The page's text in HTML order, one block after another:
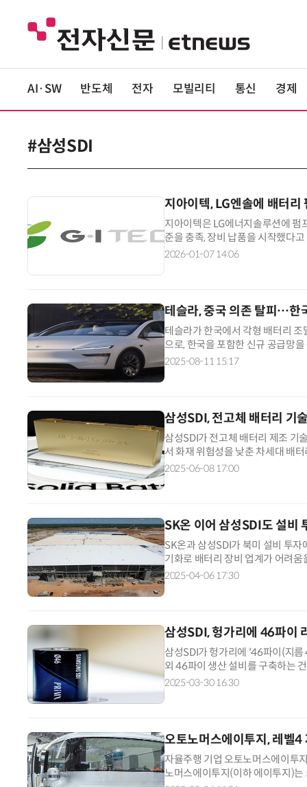
AI·SW 반도체 전자 모빌리티 통신 경제
#삼성SDI
지아이텍, LG엔솔에 배터리
지아이텍은 LG에너지솔루션에 펌
준을 충족, 장비 납품을 시작했다
공정에서 활용되는 설비다. 회사
2026-01-07 14:06
테슬라, 중국 의존 탈피…한
테슬라가 한국에서 각형 배터리
으로, 한국을 포함한 신규 공급망
극 늘고 있는 가운데 테슬라 행보
2025-08-11 15:17
삼성SDI, 전고체 배터리 기
삼성SDI가 전고체 배터리 제조 기
서 화재 위험성을 낮춘 차세대 배
르게 움직이고 있다. 8일 업계에
2025-06-08 17:00
SK온 이어 삼성SDI도 설
SK온과 삼성SDI가 북미 설비 투
기화로 배터리 장비 업계가 어려
일 전망이다. ◇삼성SDI-GM 합작
2025-04-06 17:30
삼성SDI, 헝가리에 46파이
삼성SDI가 헝가리에 '46파이(지
외 46파이 생산 설비를 구축하는
재를 종합하면 삼성SDI는 헝가리
2025-03-30 16:30
오토노머스에이투지, 레벨
자율주행 기업 오토노머스에이투
노머스에이투지(이하 에이투지)